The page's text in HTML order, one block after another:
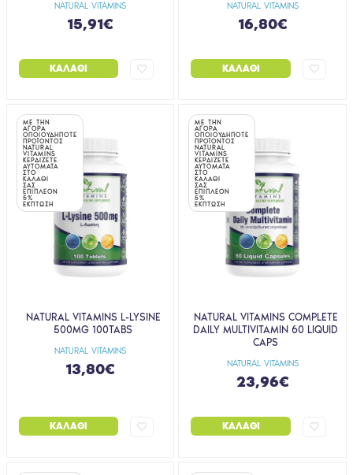
NATURAL VITAMINS
15,91€
ΚΑΛΆΘΙ
NATURAL VITAMINS
16,80€
ΚΑΛΆΘΙ
ΜΕ ΤΗΝ
ΑΓΟΡΑ
ΟΠΟΙΟΥΔΗΠΟΤΕ
ΠΡΟΪΟΝΤΟΣ
NATURAL
VITAMINS
ΚΕΡΔΙΖΕΤΕ
ΑΥΤΟΜΑΤΑ
ΣΤΟ
ΚΑΛΑΘΙ
ΣΑΣ
ΕΠΙΠΛΕΟΝ
5%
ΕΚΠΤΩΣΗ
NATURAL VITAMINS
NATURAL VITAMINS L-LYSINE
500MG 100TABS
13,80€
ΚΑΛΆΘΙ
ΜΕ ΤΗΝ
ΑΓΟΡΑ
ΟΠΟΙΟΥΔΗΠΟΤΕ
ΠΡΟΪΟΝΤΟΣ
NATURAL
VITAMINS
ΚΕΡΔΙΖΕΤΕ
ΑΥΤΟΜΑΤΑ
ΣΤΟ
ΚΑΛΑΘΙ
ΣΑΣ
ΕΠΙΠΛΕΟΝ
5%
ΕΚΠΤΩΣΗ
NATURAL VITAMINS
NATURAL VITAMINS COMPLETE
DAILY MULTIVITAMIN 60 LIQUID
CAPS
23,96€
ΚΑΛΆΘΙ